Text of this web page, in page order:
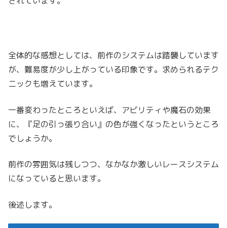
全体的な感想としては、前作のシステムは踏襲しています
が、難易度が少し上がっている印象です。求められるテク
ニックも増えています。
一番変わったところといえば、アビリティや魔石の効果
に、『足の引っ張り合い』の色が強くなったというところ
でしょうか。
前作の雰囲気は残しつつ、なかなか激しいレースシステム
になっていると思います。
後述します。